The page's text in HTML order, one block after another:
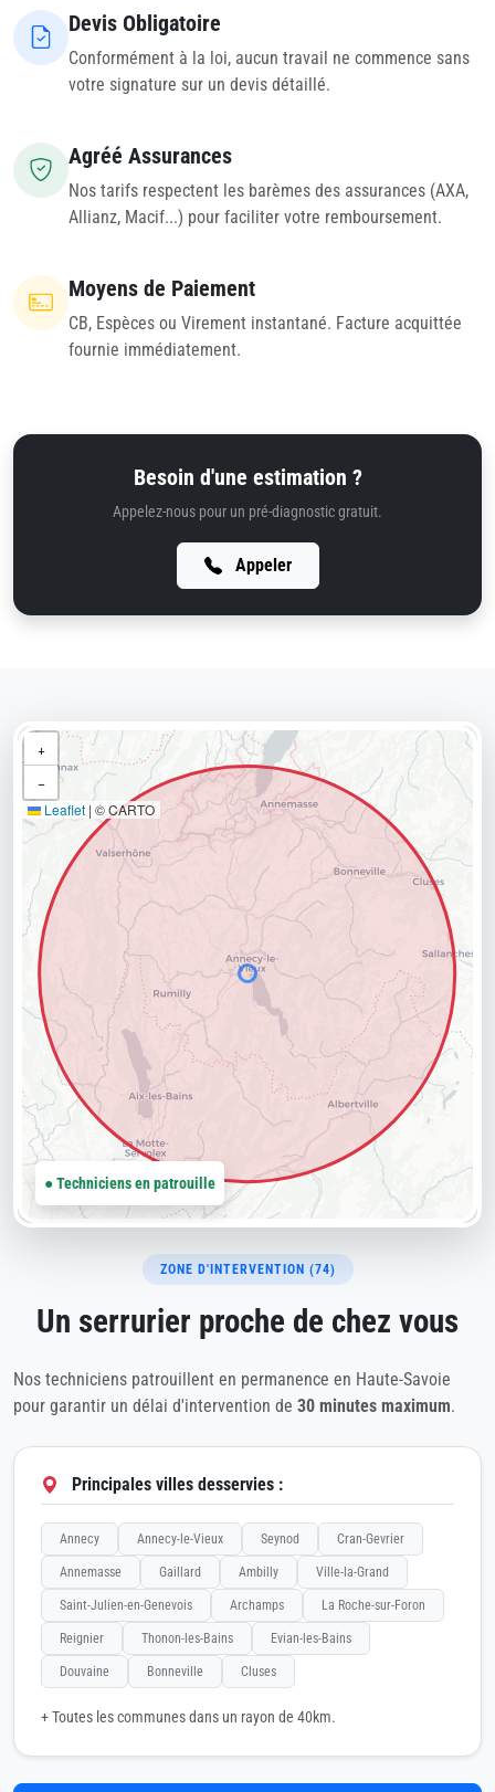
Devis Obligatoire
Conformément à la loi, aucun travail ne commence sans
votre signature sur un devis détaillé.
Agréé Assurances
Nos tarifs respectent les barèmes des assurances (AXA,
Allianz, Macif...) pour faciliter votre remboursement.
Moyens de Paiement
CB, Espèces ou Virement instantané. Facture acquittée
fournie immédiatement.
Besoin d'une estimation ?
Appelez-nous pour un pré-diagnostic gratuit.
Appeler
ZONE D'INTERVENTION (74)
Un serrurier proche de chez vous
Nos techniciens patrouillent en permanence en Haute-Savoie
pour garantir un délai d'intervention de 30 minutes maximum.
Principales villes desservies :
Annecy Annecy-le-Vieux Seynod Cran-Gevrier
Annemasse Gaillard Ambilly Ville-la-Grand
Saint-Julien-en-Genevois Archamps La Roche-sur-Foron
Reignier Thonon-les-Bains Evian-les-Bains
Douvaine Bonneville Cluses
+ Toutes les communes dans un rayon de 40km.
+
−
Leaflet | © CARTO
● Techniciens en patrouille